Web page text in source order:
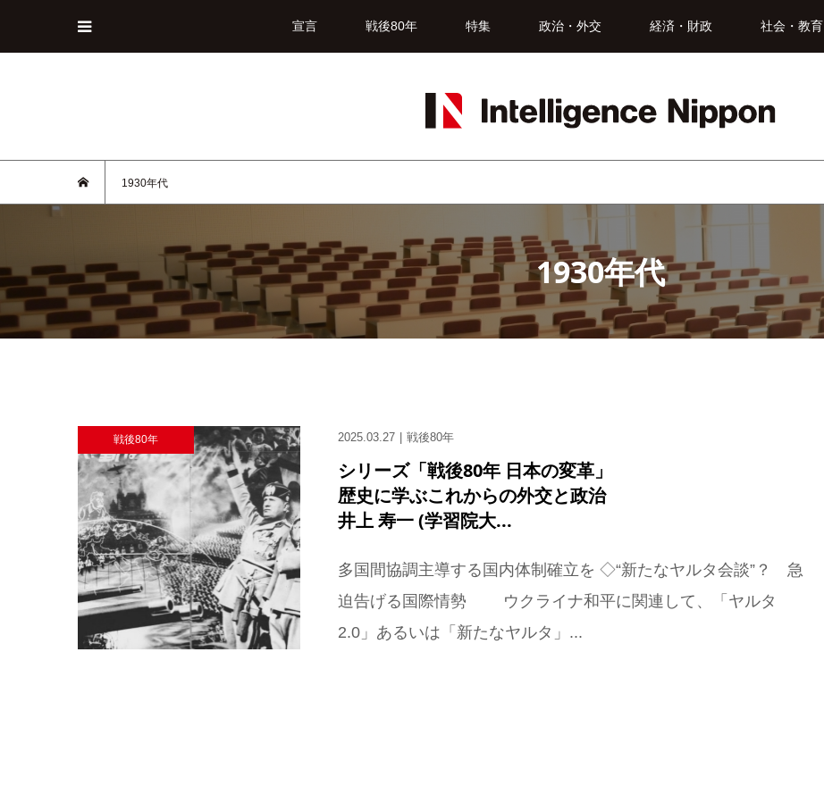
宣言 戦後80年 特集 政治・外交 経済・財政 社会・教育
1930年代
1930年代
戦後80年 2025.03.27 戦後80年
シリーズ「戦後80年 日本の変革」
歴史に学ぶこれからの外交と政治
井上 寿一 (学習院大...
多国間協調主導する国内体制確立を ◇“新たなヤルタ会談”？ 急
迫告げる国際情勢 ウクライナ和平に関連して、「ヤルタ
2.0」あるいは「新たなヤルタ」...